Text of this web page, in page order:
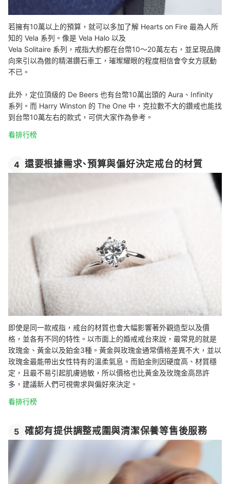
若擁有10萬以上的預算，就可以多加了解 Hearts on Fire 最為人所
知的 Vela 系列。像是 Vela Halo 以及
Vela Solitaire 系列，戒指大約都在台幣10～20萬左右，並呈現品牌
向來引以為傲的精湛鑽石車工，璀璨耀眼的程度相信會令女方感動
不已。
此外，定位頂級的 De Beers 也有台幣10萬出頭的 Aura、Infinity
系列。 而 Harry Winston 的 The One 中，克拉數不大的鑽戒也能找
到台幣10萬左右的款式，可供大家作為參考。
看排行榜
4 還要根據需求、預算與偏好決定戒台的材質
即使是同一款戒指，戒台的材質也會大幅影響著外觀造型以及價
格，並各有不同的特性。以市面上的婚戒戒台來說，最常見的就是
玫瑰金、黃金以及鉑金3種。黃金與玫瑰金通常價格差異不大，並以
玫瑰金最能帶出女性特有的溫柔氣息。而鉑金則因硬度高、材質穩
定，且最不易引起肌膚過敏，所以價格也比黃金及玫瑰金高昂許
多，建議新人們可視需求與偏好來決定。
看排行榜
5 確認有提供調整戒圍與清潔保養等售後服務